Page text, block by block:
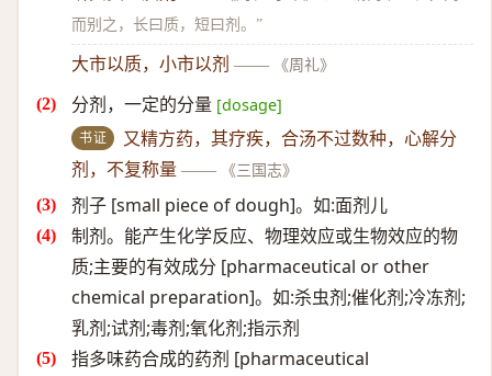
而别之，长曰质，短曰剂。”
大市以质，小市以剂 —— 《周礼》
分剂，一定的分量 [dosage]
书证
又精方药，其疗疾，合汤不过数种，心解分
剂，不复称量 —— 《三国志》
剂子 [small piece of dough]。如:面剂儿
制剂。能产生化学反应、物理效应或生物效应的物
质;主要的有效成分 [pharmaceutical or other
chemical preparation]。如:杀虫剂;催化剂;冷冻剂;
乳剂;试剂;毒剂;氧化剂;指示剂
指多味药合成的药剂 [pharmaceutical